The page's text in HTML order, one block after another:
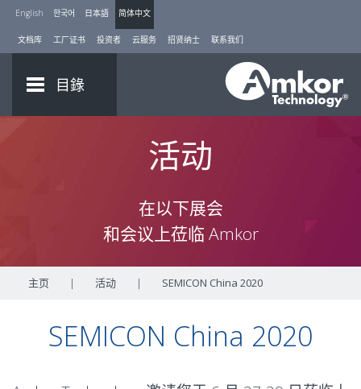
English 한국어 日本語 简体中文
文档库 工厂证书 投资者 云服务 招贤纳士 联系我们
目錄
活动
在以下展会
和会议上莅临 Amkor
主页 | 活动 | SEMICON China 2020
SEMICON China 2020